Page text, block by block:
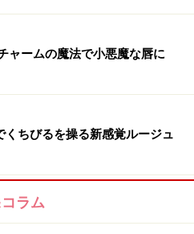
ャームの魔法で小悪魔な唇に
くちびるを操る新感覚ルージュ
ラム